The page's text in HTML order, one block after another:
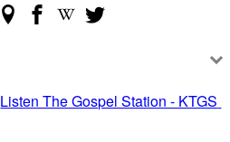
Listen The Gospel Station - KTGS